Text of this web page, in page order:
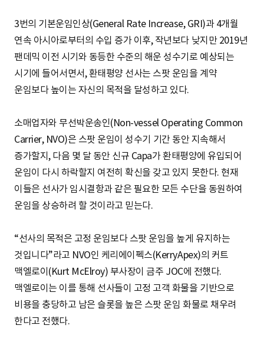
e
3번의 기본운임인상(General Rate Increase, GRI)과 4개월
연속 아시아로부터의 수입 증가 이후, 작년보다 낮지만 2019년
팬데믹 이전 시기와 동등한 수준의 해운 성수기로 예상되는
시기에 들어서면서, 환태평양 선사는 스팟 운임을 계약
운임보다 높이는 자신의 목적을 달성하고 있다.
소매업자와 무선박운송인(Non-vessel Operating Common
Carrier, NVO)은 스팟 운임이 성수기 기간 동안 지속해서
증가할지, 다음 몇 달 동안 신규 Capa가 환태평양에 유입되어
운임이 다시 하락할지 여전히 확신을 갖고 있지 못한다. 현재
이들은 선사가 임시결항과 같은 필요한 모든 수단을 동원하여
운임을 상승하려 할 것이라고 믿는다.
“선사의 목적은 고정 운임보다 스팟 운임을 높게 유지하는
것입니다”라고 NVO인 케리에이펙스(KerryApex)의 커트
맥엘로이(Kurt McElroy) 부사장이 금주 JOC에 전했다.
맥엘로이는 이를 통해 선사들이 고정 고객 화물을 기반으로
비용을 충당하고 남은 슬롯을 높은 스팟 운임 화물로 채우려
한다고 전했다.